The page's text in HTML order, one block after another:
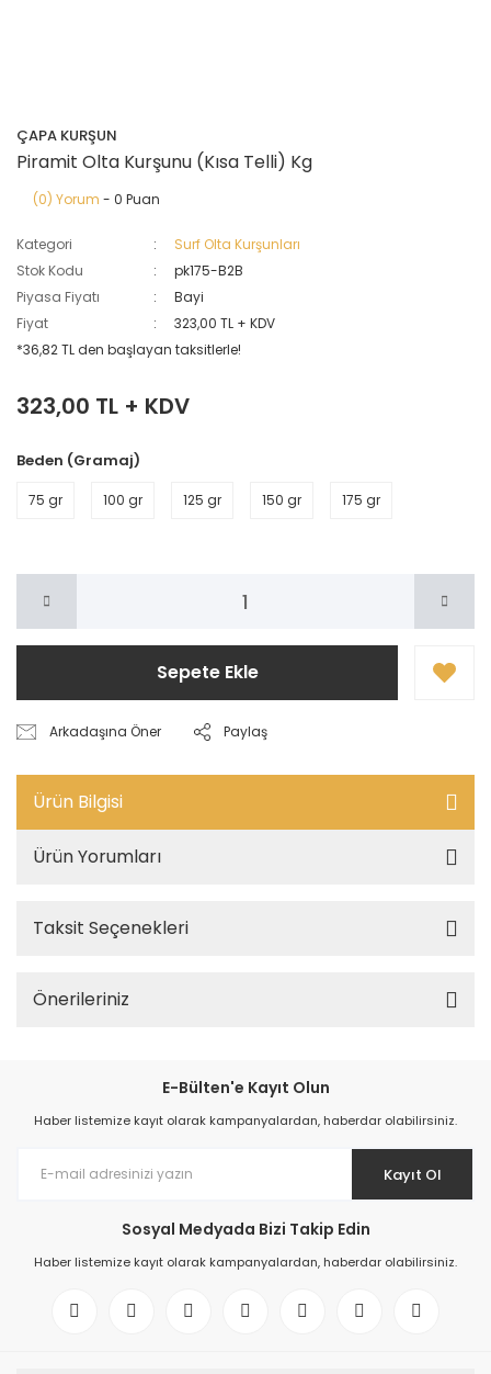
ÇAPA KURŞUN
Piramit Olta Kurşunu (Kısa Telli) Kg
(0) Yorum - 0 Puan
Kategori
Surf Olta Kurşunları
Stok Kodu
pk175-B2B
Piyasa Fiyatı
Bayi
Fiyat
323,00 TL + KDV
*36,82 TL den başlayan taksitlerle!
323,00 TL + KDV
Beden (Gramaj)
75 gr 100 gr 125 gr 150 gr 175 gr
Sepete Ekle
Arkadaşına Öner Paylaş
Ürün Bilgisi
Ürün Yorumları
Taksit Seçenekleri
Önerileriniz
E-Bülten'e Kayıt Olun
Haber listemize kayıt olarak kampanyalardan, haberdar olabilirsiniz.
Kayıt Ol
Sosyal Medyada Bizi Takip Edin
Haber listemize kayıt olarak kampanyalardan, haberdar olabilirsiniz.